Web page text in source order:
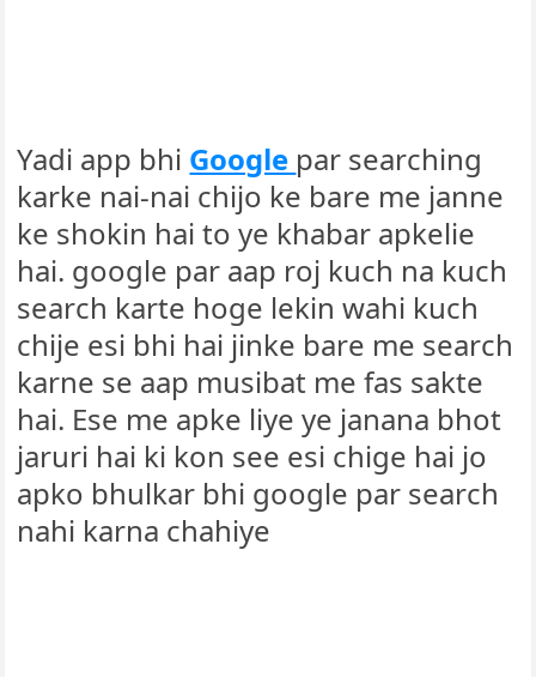
Yadi app bhi Google par searching
karke nai-nai chijo ke bare me janne
ke shokin hai to ye khabar apkelie
hai. google par aap roj kuch na kuch
search karte hoge lekin wahi kuch
chije esi bhi hai jinke bare me search
karne se aap musibat me fas sakte
hai. Ese me apke liye ye janana bhot
jaruri hai ki kon see esi chige hai jo
apko bhulkar bhi google par search
nahi karna chahiye